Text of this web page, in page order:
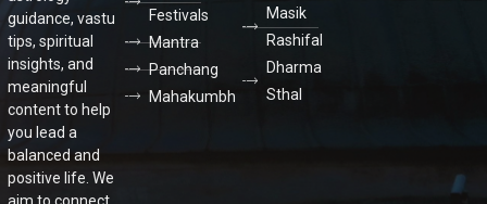
guidance, vastu
tips, spiritual
insights, and
meaningful
content to help
you lead a
balanced and
positive life. We
Festivals
Mantra
Panchang
Mahakumbh
Masik
Rashifal
Dharma
Sthal